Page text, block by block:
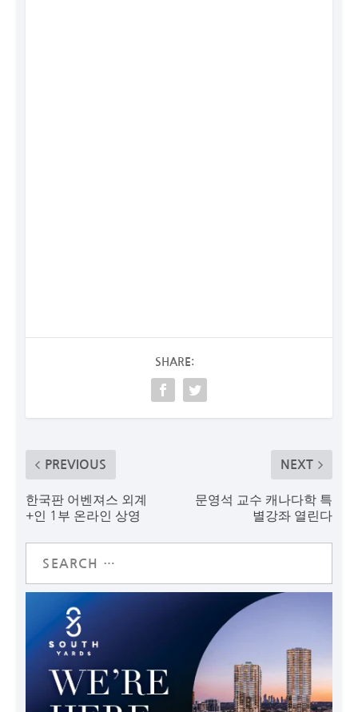
SHARE:
PREVIOUS
한국판 어벤져스 외계
+인 1부 온라인 상영
NEXT
문영석 교수 캐나다학 특
별강좌 열린다